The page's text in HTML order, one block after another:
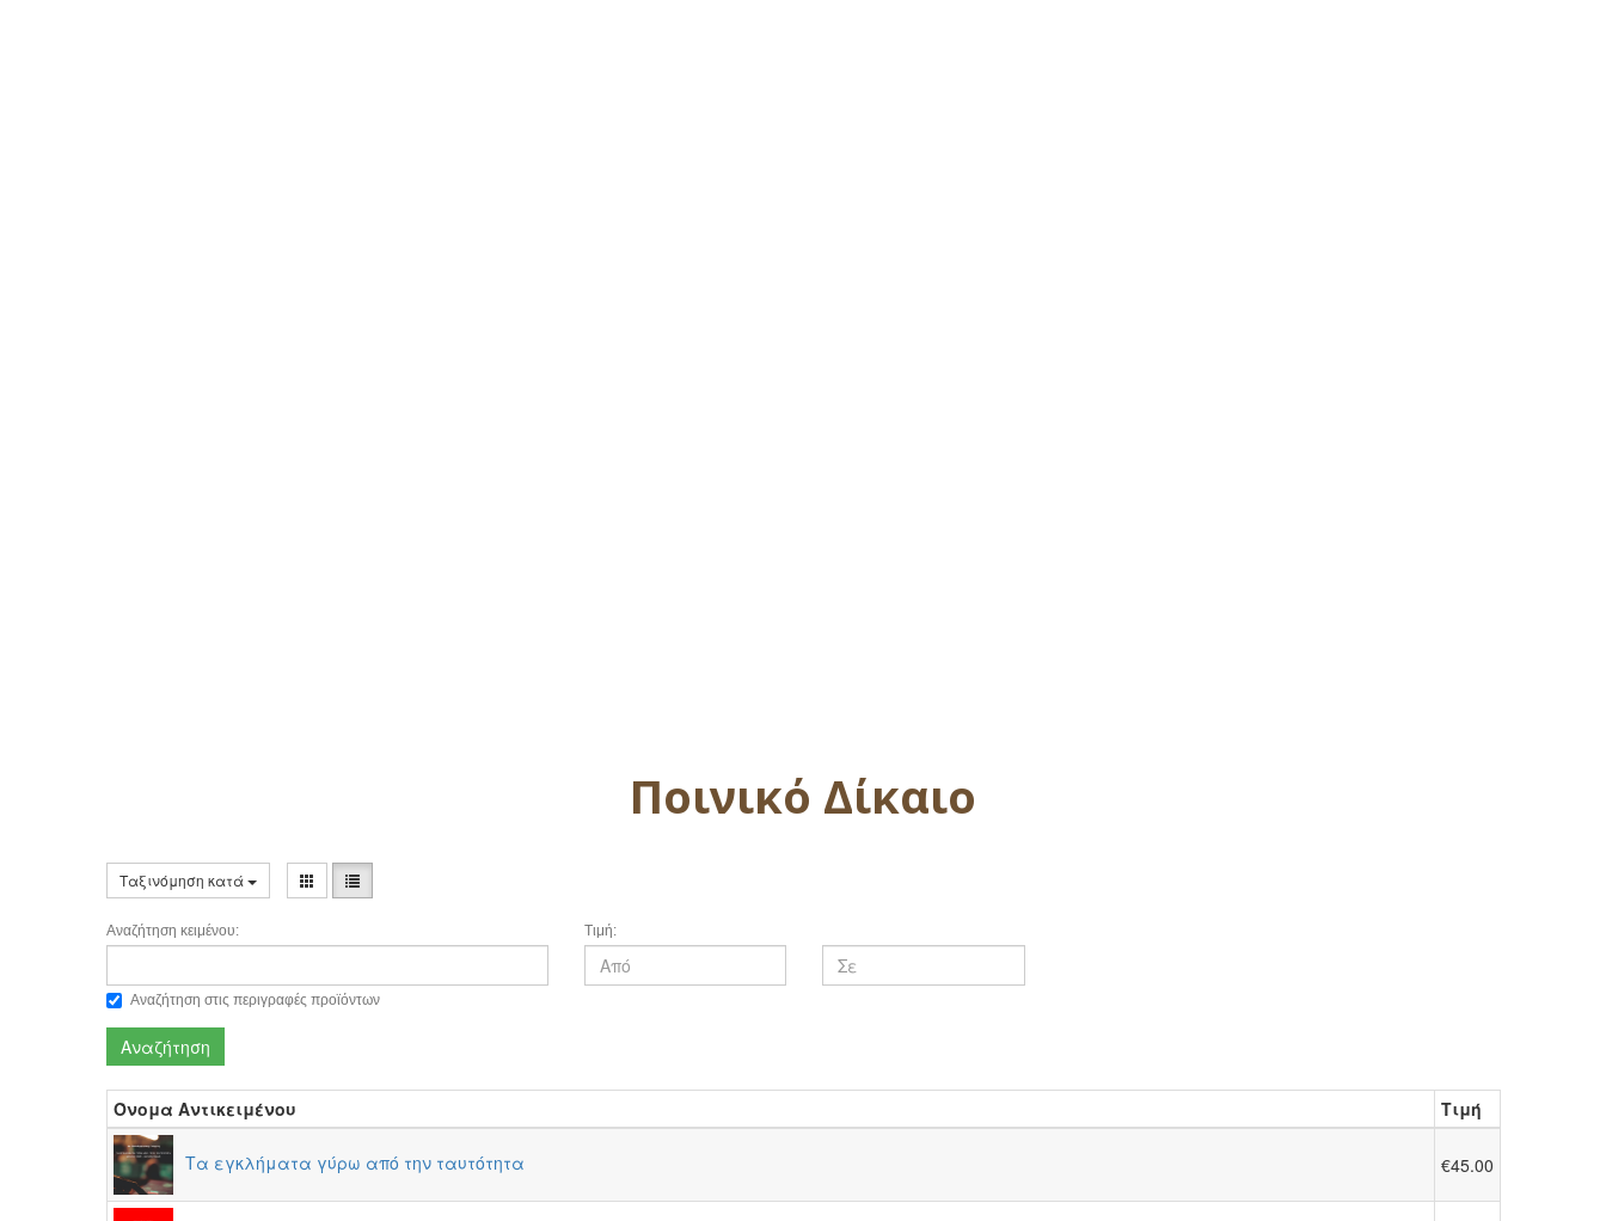
Ποινικό Δίκαιο
Ταξινόμηση κατά
Αναζήτηση κειμένου:
Αναζήτηση στις περιγραφές προϊόντων
Τιμή:
Αναζήτηση
Όνομα Αντικειμένου Τιμή
Τα εγκλήματα γύρω από την ταυτότητα €45.00